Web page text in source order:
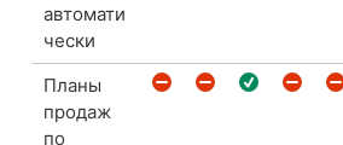
автомати
чески
Планы
продаж
по